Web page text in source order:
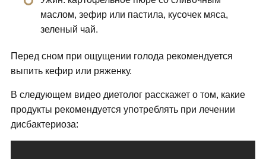
маслом, зефир или пастила, кусочек мяса,
зеленый чай.
Перед сном при ощущении голода рекомендуется
выпить кефир или ряженку.
В следующем видео диетолог расскажет о том, какие
продукты рекомендуется употреблять при лечении
дисбактериоза: